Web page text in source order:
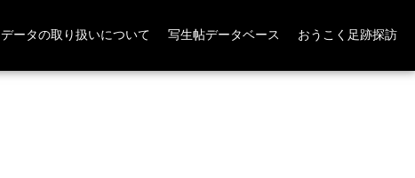
データの取り扱いについて 写生帖データベース おうこく足跡探訪